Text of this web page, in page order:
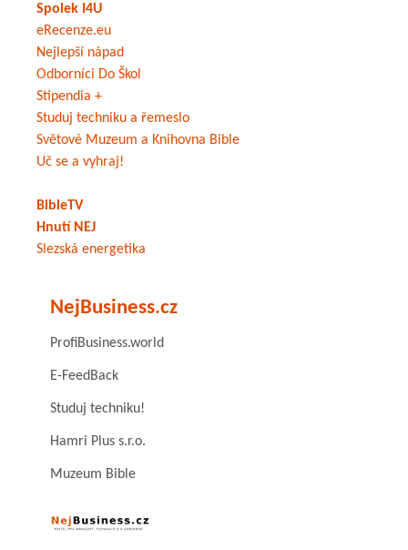
Spolek I4U
eRecenze.eu
Nejlepší nápad
Odborníci Do Škol
Stipendia +
Studuj techniku a řemeslo
Světové Muzeum a Knihovna Bible
Uč se a vyhraj!
BibleTV
Hnutí NEJ
Slezská energetika
NejBusiness.cz
ProfiBusiness.world
E-FeedBack
Studuj techniku!
Hamri Plus s.r.o.
Muzeum Bible